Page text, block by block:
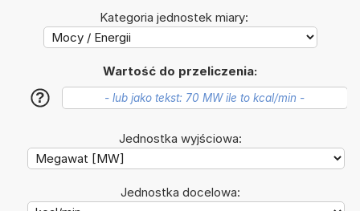
Kategoria jednostek miary:
Wartość do przeliczenia:
?
Jednostka wyjściowa:
Jednostka docelowa: